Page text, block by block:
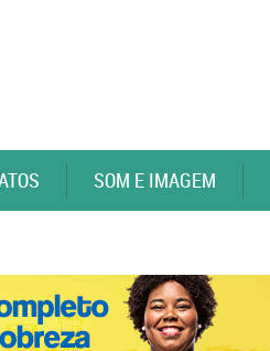
SOM E IMAGEM